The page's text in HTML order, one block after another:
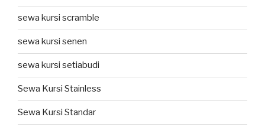
sewa kursi scramble
sewa kursi senen
sewa kursi setiabudi
Sewa Kursi Stainless
Sewa Kursi Standar